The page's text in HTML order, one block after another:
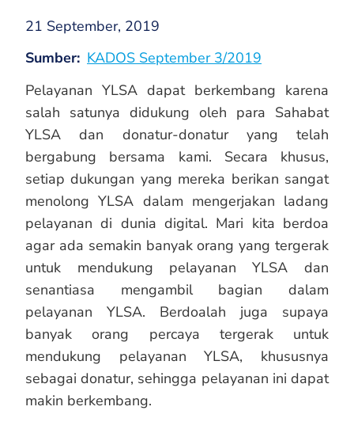
21 September, 2019
Sumber KADOS September 3/2019
Pelayanan YLSA dapat berkembang karena
salah satunya didukung oleh para Sahabat
YLSA dan donatur-donatur yang telah
bergabung bersama kami. Secara khusus,
setiap dukungan yang mereka berikan sangat
menolong YLSA dalam mengerjakan ladang
pelayanan di dunia digital. Mari kita berdoa
agar ada semakin banyak orang yang tergerak
untuk mendukung pelayanan YLSA dan
senantiasa mengambil bagian dalam
pelayanan YLSA. Berdoalah juga supaya
banyak orang percaya tergerak untuk
mendukung pelayanan YLSA, khususnya
sebagai donatur, sehingga pelayanan ini dapat
makin berkembang.